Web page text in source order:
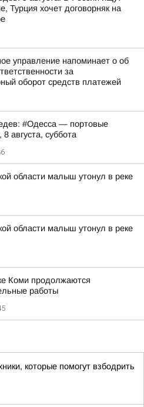
Турция хочет договорняк на
управление напоминает о об
за
оборот средств платежей
#Одесса — портовые
августа, суббота
области малыш утонул в реке
области малыш утонул в реке
Коми продолжаются
работы
которые помогут взбодрить